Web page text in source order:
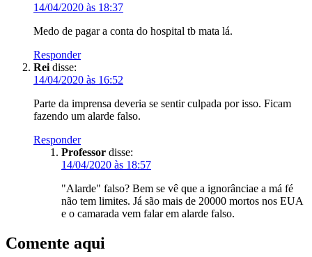
14/04/2020 às 18:37
Medo de pagar a conta do hospital tb mata lá.
Responder
Rei disse:
14/04/2020 às 16:52
Parte da imprensa deveria se sentir culpada por isso. Ficam
fazendo um alarde falso.
Responder
Professor disse:
14/04/2020 às 18:57
"Alarde" falso? Bem se vê que a ignorânciae a má fé
não tem limites. Já são mais de 20000 mortos nos EUA
e o camarada vem falar em alarde falso.
Comente aqui